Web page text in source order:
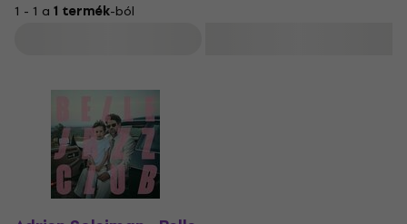
1 - 1 a 1 termék-ból